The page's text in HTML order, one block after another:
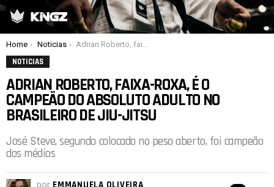
Você está aqui:
Home Noticias Adrian Roberto, faixa-roxa, é o campeão do absoluto adulto no Brasileiro de Jiu-Jitsu
NOTICIAS
ADRIAN ROBERTO, FAIXA-ROXA, É O
CAMPEÃO DO ABSOLUTO ADULTO NO
BRASILEIRO DE JIU-JITSU
José Steve, segundo colocado no peso aberto, foi campeão
dos médios
por EMMANUELA OLIVEIRA